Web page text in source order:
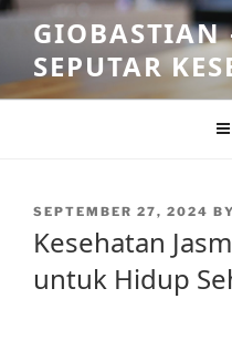
Skip
content
GIOBASTIAN
SEPUTAR
POSTED
SEPTEMBER 27, 2024 BY
Kesehatan
untuk Hidup